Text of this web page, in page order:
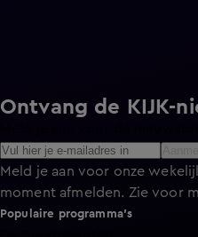
Ontvang de KIJK-
Meld je aan voor onze
moment afmelden. Zie voor
Populaire programma's